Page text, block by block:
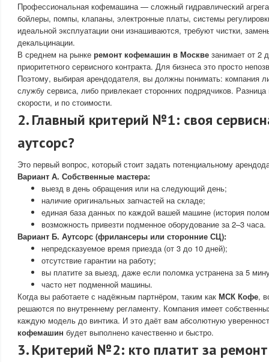
Профессиональная кофемашина — сложный гидравлический
бойлеры, помпы, клапаны, электронные платы, системы
идеальной эксплуатации они изнашиваются, требуют чистки,
декальцинации.
В среднем на рынке ремонт кофемашин в Москве занимает от 2
приоритетного сервисного контракта. Для бизнеса это просто
Поэтому, выбирая арендодателя, вы должны понимать: компания
службу сервиса, либо привлекает сторонних подрядчиков.
скорости, и по стоимости.
2. Главный критерий №1: своя
аутсорс?
Это первый вопрос, который стоит задать потенциальному
Вариант А. Собственные мастера:
выезд в день обращения или на следующий день;
наличие оригинальных запчастей на складе;
единая база данных по каждой вашей машине (история
возможность привезти подменное оборудование за 2–3 часа.
Вариант Б. Аутсорс (фрилансеры или сторонние СЦ):
непредсказуемое время приезда (от 3 до 10 дней);
отсутствие гарантии на работу;
вы платите за выезд, даже если поломка устранена за 5
часто нет подменной машины.
Когда вы работаете с надёжным партнёром, таким как МСК Кофе,
решаются по внутреннему регламенту. Компания имеет
каждую модель до винтика. И это даёт вам абсолютную
кофемашин будет выполнено качественно и быстро.
3. Критерий №2: кто платит за ремонт